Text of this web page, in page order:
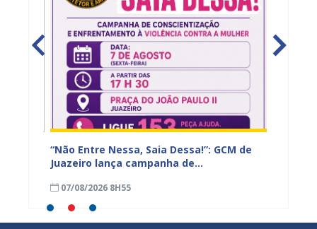
“Não Entre Nessa, Saia Dessa!”: GCM de
Juazeiro lança campanha de
violência contra a mulher
07/08/2026 8H55